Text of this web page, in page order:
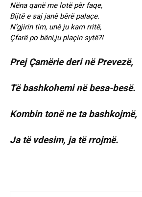
Nëna qanë me lotë për faqe,
Bijtë e saj janë bërë palaçe.
N’gjirin tim, unë ju kam rritë,
Çfarë po bëni,ju plaçin sytë?!
Prej Çamërie deri në Prevezë,
Të bashkohemi në besa-besë.
Kombin tonë ne ta bashkojmë,
Ja të vdesim, ja të rrojmë.